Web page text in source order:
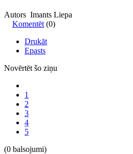
Autors Imants Liepa
Komentēt (0)
Drukāt
Epasts
Novērtēt šo ziņu
1
2
3
4
5
(0 balsojumi)